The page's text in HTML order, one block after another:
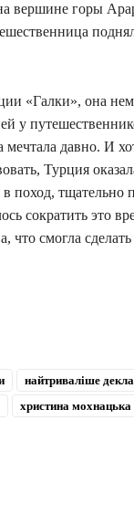
вершине горы
«Галки», она
у
давно. И
Турция
поход, тщательно
сократить это
смогла сделать
найтриваліше
христина мохнацька